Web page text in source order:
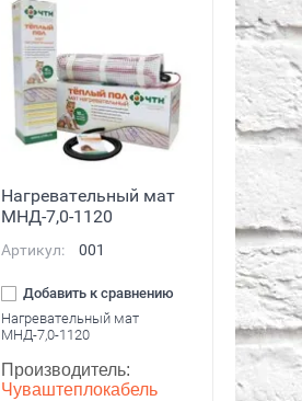
Нагревательный мат
МНД-7,0-1120
Артикул: 001
Добавить к сравнению
Нагревательный мат
МНД-7,0-1120
Производитель:
Чуваштеплокабель